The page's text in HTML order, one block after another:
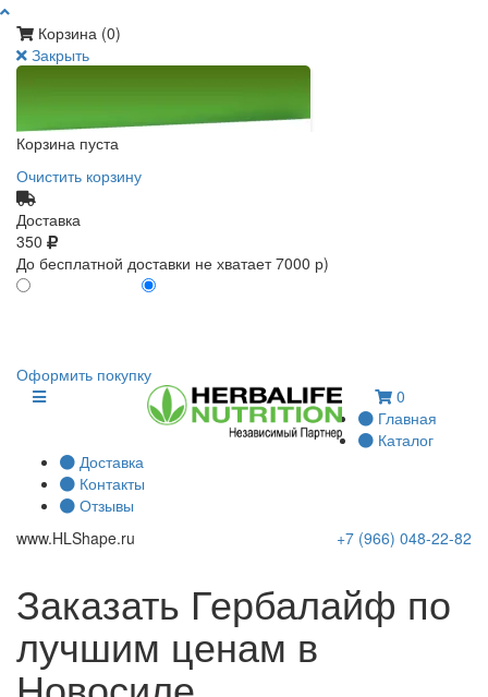
Корзина (0)
Закрыть
Корзина пуста
Очистить корзину
Доставка
350
До бесплатной доставки не хватает 7000 р)
Оформить покупку
0
Главная
Каталог
Доставка
Контакты
Отзывы
www.HLShape.ru +7 (966) 048-22-82
Заказать Гербалайф по
лучшим ценам в